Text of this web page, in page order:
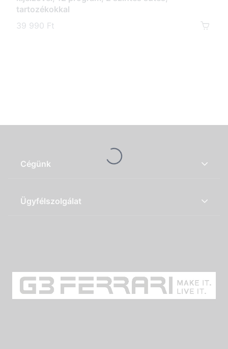
tartozékokkal
39 990 Ft
Loading...
Cégünk
Ügyfélszolgálat